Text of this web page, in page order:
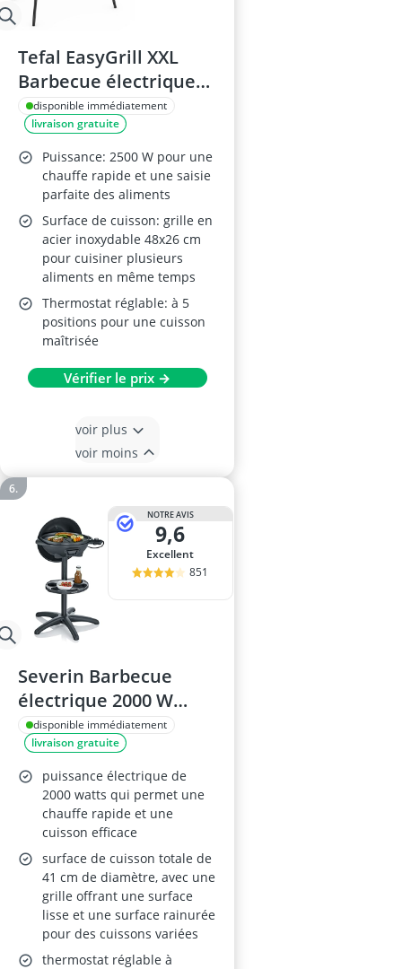
Tefal EasyGrill XXL
Barbecue électrique
sur pieds pour 8
personnes 2500 W
disponible immédiatement
livraison gratuite
Puissance: 2500 W pour une
chauffe rapide et une saisie
parfaite des aliments
Surface de cuisson: grille en
acier inoxydable 48x26 cm
pour cuisiner plusieurs
aliments en même temps
Thermostat réglable: à 5
positions pour une cuisson
maîtrisée
Vérifier le prix →
voir plus
voir moins
NOTRE AVIS
9,6
Excellent
851
Severin Barbecue
électrique 2000 W
avec couvercle et
plaque de cuisson
disponible immédiatement
livraison gratuite
puissance électrique de
2000 watts qui permet une
chauffe rapide et une
cuisson efficace
surface de cuisson totale de
41 cm de diamètre, avec une
grille offrant une surface
lisse et une surface rainurée
pour des cuissons variées
thermostat réglable à